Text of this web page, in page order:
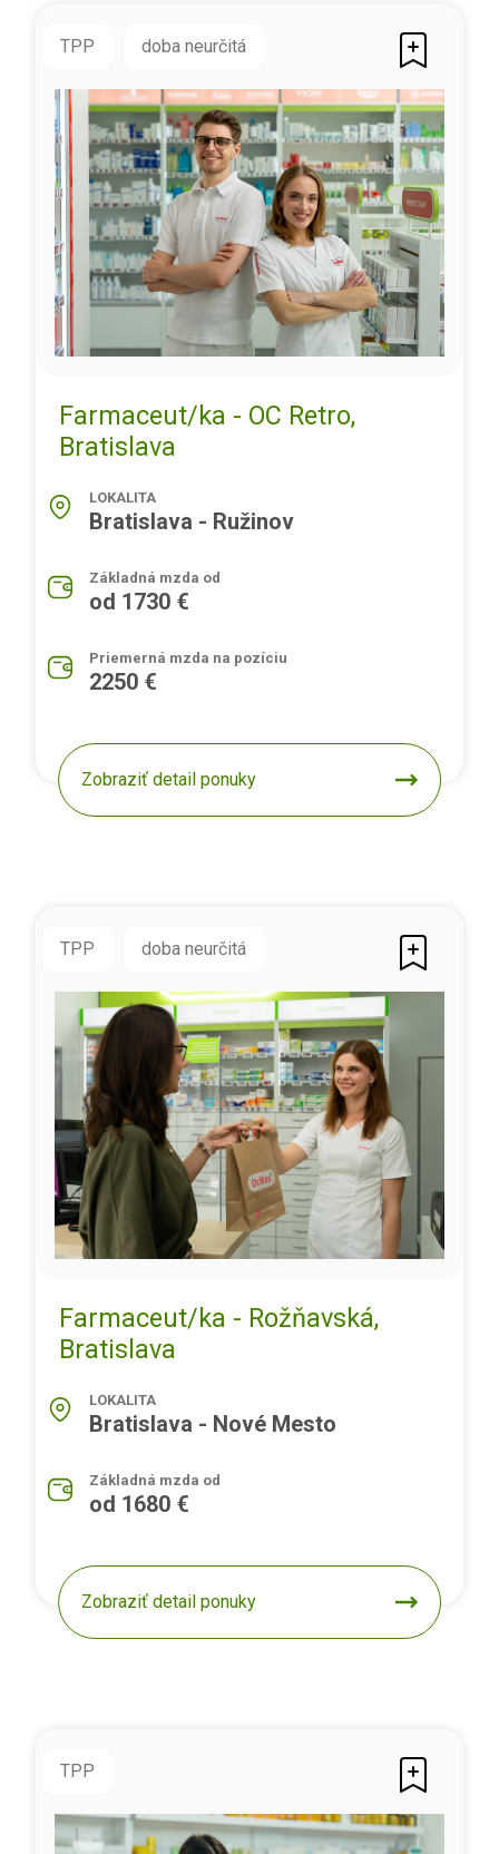
TPP doba neurčitá
Farmaceut/ka - OC Retro,
Bratislava
LOKALITA
Bratislava - Ružinov
Základná mzda od
od 1730 €
Priemerná mzda na pozíciu
2250 €
Zobraziť detail ponuky
TPP doba neurčitá
Farmaceut/ka - Rožňavská,
Bratislava
LOKALITA
Bratislava - Nové Mesto
Základná mzda od
od 1680 €
Zobraziť detail ponuky
TPP